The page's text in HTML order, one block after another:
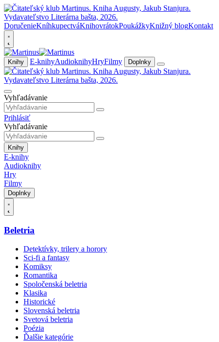
DoručenieKníhkupectváKnihovrátokPoukážkyKnižný blogKontakt
Knihy E-knihyAudioknihyHryFilmy Doplnky
Vyhľadávanie
Prihlásiť
Vyhľadávanie
Knihy
E-knihy
Audioknihy
Hry
Filmy
Doplnky
Beletria
Detektívky, trilery a horory
Sci-fi a fantasy
Komiksy
Romantika
Spoločenská beletria
Klasika
Historické
Slovenská beletria
Svetová beletria
Poézia
Ďalšie kategórie